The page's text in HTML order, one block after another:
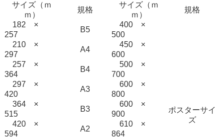
サイズ（ｍ
ｍ）
規格
182 ×
257
B5
210 ×
297
A4
257 ×
364
B4
297 ×
420
A3
364 ×
515
B3
420 ×
594
A2
サイズ（ｍ
ｍ）
規格
400 ×
500
ポスターサイ
ズ
450 ×
600
500 ×
700
600 ×
800
600 ×
900
610 ×
864